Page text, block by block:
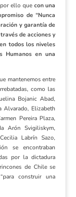
ello que con una
de “Nunca
y garantía de
de acciones y
todos los niveles
Humanos en una
mantenemos entre
como las
Bojanic Abad,
Alvarado, Elizabeth
Pereira Plaza,
Arón Svigiliskym,
Labrín Sazo,
se encontraban
por la dictadura
de Chile se
construir una